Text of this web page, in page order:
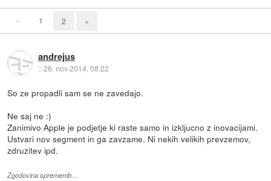
« 1 2 »
andrejus
::26. nov 2014, 08:22
So ze propadli sam se ne zavedajo.
Ne saj ne :)
Zanimivo Apple je podjetje ki raste samo in izkljucno z inovacijami.
Ustvari nov segment in ga zavzame. Ni nekih velikih prevzemov,
zdruzitev ipd.
Zgodovina sprememb…